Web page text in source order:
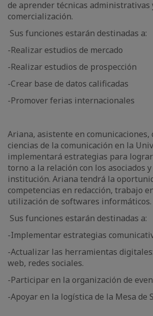
de aprender técnicas administrativas
comercialización.
Sus funciones estarán destinadas a:
-Realizar estudios de mercado
-Realizar estudios de prospección
-Crear base de datos calificadas
-Promover ferias internacionales
Ariana, asistente en
ciencias de la comunicación en la
implementará estrategias para
torno a la relación con los asociados
institución. Ariana tendrá la
competencias en redacción, trabajo
utilización de softwares informáticos.
Sus funciones estarán destinadas a:
-Implementar estrategias
-Actualizar las herramientas
web, redes sociales.
-Participar en la organización de
-Apoyar en la logística de la Mesa de